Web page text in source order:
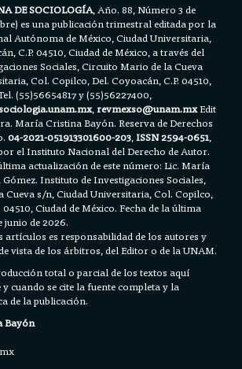
DE SOCIOLOGÍA, Año. 88, Número 3 de
es una publicación trimestral editada por la
Autónoma de México, Ciudad Universitaria,
C.P. 04510, Ciudad de México, a través del
Sociales, Circuito Mario de la Cueva
Col. Copilco, Del. Coyoacán, C.P. 04510,
(55)56654817 y (55)56227400,
,revmexso@unam.mxEdit
María Cristina Bayón. Reserva de Derechos
04-2021-051913301600-203,ISSN 2594-0651,
el Instituto Nacional del Derecho de Autor.
actualización de este número: Lic. María
Instituto de Investigaciones Sociales,
Cueva s/n, Ciudad Universitaria, Col. Copilco,
04510, Ciudad de México. Fecha de la última
junio de 2026.
artículos es responsabilidad de los autores y
vista de los árbitros, del Editor o de la UNAM.
total o parcial de los textos aquí
cuando se cite la fuente completa y la
de la publicación.
Bayón